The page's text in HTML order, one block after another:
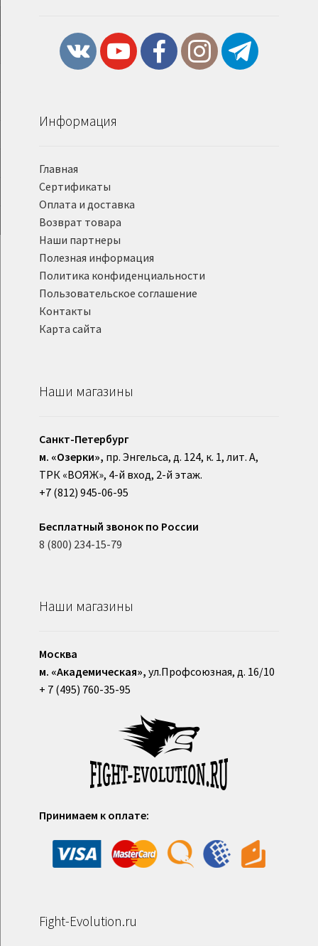
Информация
Главная
Сертификаты
Оплата и доставка
Возврат товара
Наши партнеры
Полезная информация
Политика конфиденциальности
Пользовательское соглашение
Контакты
Карта сайта
Наши магазины
Санкт-Петербург
м. «Озерки», пр. Энгельса, д. 124, к. 1, лит. А,
ТРК «ВОЯЖ», 4-й вход, 2-й этаж.
+7 (812) 945-06-95
Бесплатный звонок по России
8 (800) 234-15-79
Наши магазины
Москва
м. «Академическая», ул.Профсоюзная, д. 16/10
+ 7 (495) 760-35-95
Принимаем к оплате:
Fight-Evolution.ru